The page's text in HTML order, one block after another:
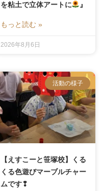
を粘土で立体アートに 』
もっと読む »
2026年8月6日
活動の様子
【えすこーと笹塚校】くる
くる色遊びマーブルチャー
ムです❢